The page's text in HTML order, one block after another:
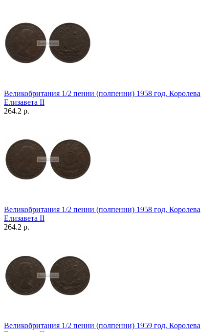
Великобритания 1/2 пенни (полпенни) 1958 год. Королева
Елизавета II
264.2 р.
Великобритания 1/2 пенни (полпенни) 1958 год. Королева
Елизавета II
264.2 р.
Великобритания 1/2 пенни (полпенни) 1959 год. Королева